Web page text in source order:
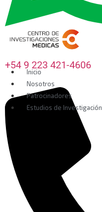
Inicio
Nosotros
Patrocinadores
Estudios de Investigación
+54 9 223 421-4606